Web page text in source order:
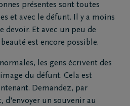
présentes sont toutes
et avec le défunt. Il y a moins
devoir. Et avec un peu de
est encore possible.
les gens écrivent des
du défunt. Cela est
Demandez, par
d'envoyer un souvenir au